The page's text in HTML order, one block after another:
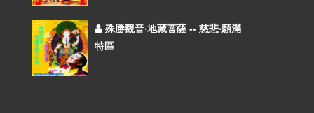
殊勝觀音‧地藏菩薩 -- 慈悲‧願滿
特區